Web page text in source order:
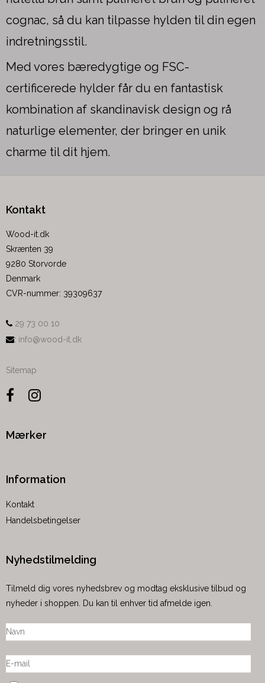
cognac, så du kan tilpasse hylden til din egen
indretningsstil.
Med vores bæredygtige og FSC-
certificerede hylder får du en fantastisk
kombination af skandinavisk design og rå
naturlige elementer, der bringer en unik
charme til dit hjem.
Kontakt
Wood-it.dk
Skrænten 39
9280 Storvorde
Denmark
CVR-nummer: 39309637
29 73 00 10
: info@wood-it.dk
Sitemap
Mærker
Information
Kontakt
Handelsbetingelser
Nyhedstilmelding
Tilmeld dig vores nyhedsbrev og modtag eksklusive tilbud og
nyheder i shoppen. Du kan til enhver tid afmelde igen.